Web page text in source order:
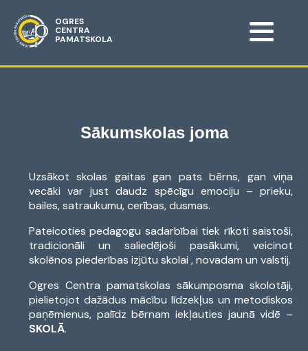
OGRES
CENTRA
PAMATSKOLA
Sākumskolas joma
Uzsākot skolas gaitas gan pats bērns, gan viņa
vecāki var just daudz spēcīgu emociju – prieku,
bailes, satraukumu, cerības, dusmas.
Pateicoties pedagogu sadarbībai tiek rīkoti saistoši,
tradicionāli un saliedējoši pasākumi, veicinot
skolēnos piederības izjūtu skolai , novadam un valstij.
Ogres Centra pamatskolas sākumposma skolotāji,
pielietojot dažādus mācību līdzekļus un metodiskos
paņēmienus, palīdz bērnam iekļauties jaunā vidē –
SKOLĀ.